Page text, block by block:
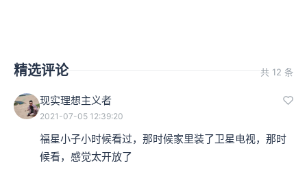
3000：特别缺人，他入社就说我想当演出，而且他们社里
当时招的都是一帮大学毕业生去干演出。什么西久保瑞穗
精选评论 共 12 条
现实理想主义者
2021-07-05 12:39:20
福星小子小时候看过，那时候家里装了卫星电视，那时
候看，感觉太开放了